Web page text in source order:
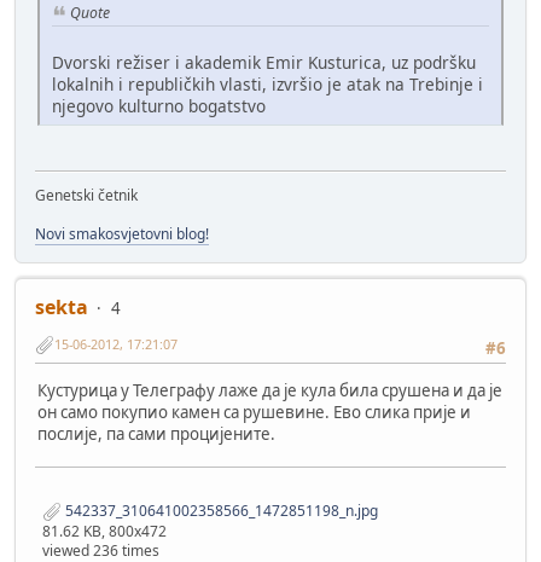
Quote
Dvorski režiser i akademik Emir Kusturica, uz podršku
lokalnih i republičkih vlasti, izvršio je atak na Trebinje i
njegovo kulturno bogatstvo
Genetski četnik
Novi smakosvjetovni blog!
sekta
4
#6
15-06-2012, 17:21:07
Кустурица у Телеграфу лаже да је кула била срушена и да је
он само покупио камен са рушевине. Ево слика прије и
послије, па сами процијените.
542337_310641002358566_1472851198_n.jpg
81.62 KB, 800x472
viewed 236 times